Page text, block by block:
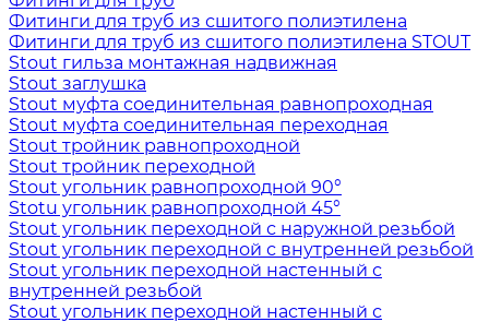
Фитинги для труб из сшитого полиэтилена
Фитинги для труб из сшитого полиэтилена STOUT
Stout гильза монтажная надвижная
Stout заглушка
Stout муфта соединительная равнопроходная
Stout муфта соединительная переходная
Stout тройник равнопроходной
Stout тройник переходной
Stout угольник равнопроходной 90°
Stotu угольник равнопроходной 45°
Stout угольник переходной с наружной резьбой
Stout угольник переходной с внутренней резьбой
Stout угольник переходной настенный с
внутренней резьбой
Stout угольник переходной настенный с